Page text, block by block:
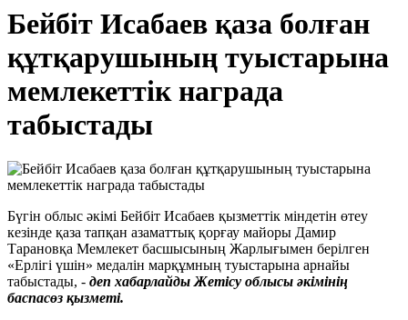
Бейбіт Исабаев қаза болған
құтқарушының туыстарына
мемлекеттік награда
табыстады
Бүгін облыс әкімі Бейбіт Исабаев қызметтік міндетін өтеу
кезінде қаза тапқан азаматтық қорғау майоры Дамир
Тарановқа Мемлекет басшысының Жарлығымен берілген
«Ерлігі үшін» медалін марқұмның туыстарына арнайы
табыстады, - деп хабарлайды Жетісу облысы әкімінің
баспасөз қызметі.